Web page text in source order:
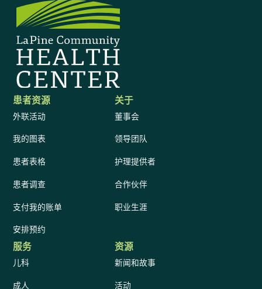
患者资源
外联活动
我的图表
患者表格
患者调查
支付我的账单
安排预约
关于
董事会
领导团队
护理提供者
合作伙伴
职业生涯
服务
儿科
成人
资源
新闻和故事
活动